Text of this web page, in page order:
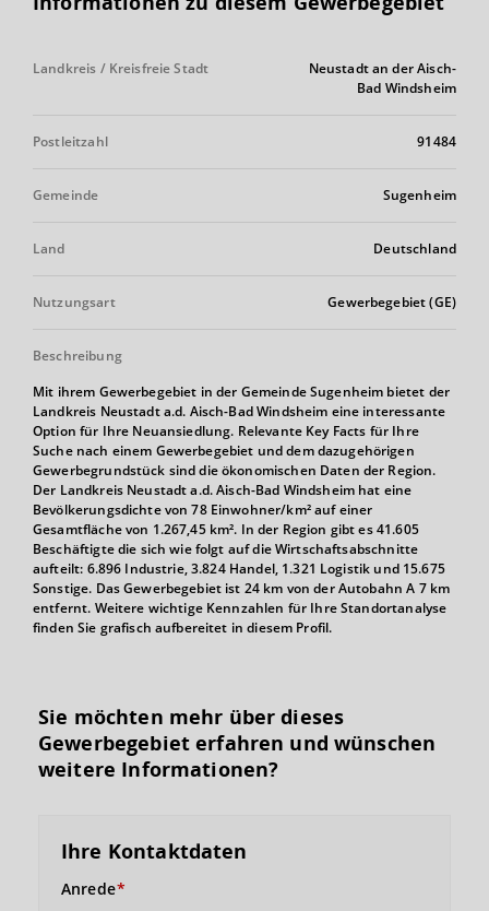
Landkreis / Kreisfreie Stadt
Neustadt an der Aisch-
Bad Windsheim
Postleitzahl 91484
Gemeinde Sugenheim
Land Deutschland
Nutzungsart Gewerbegebiet (GE)
Beschreibung
Mit ihrem Gewerbegebiet in der Gemeinde Sugenheim bietet der
Landkreis Neustadt a.d. Aisch-Bad Windsheim eine interessante
Option für Ihre Neuansiedlung. Relevante Key Facts für Ihre
Suche nach einem Gewerbegebiet und dem dazugehörigen
Gewerbegrundstück sind die ökonomischen Daten der Region.
Der Landkreis Neustadt a.d. Aisch-Bad Windsheim hat eine
Bevölkerungsdichte von 78 Einwohner/km² auf einer
Gesamtfläche von 1.267,45 km². In der Region gibt es 41.605
Beschäftigte die sich wie folgt auf die Wirtschaftsabschnitte
aufteilt: 6.896 Industrie, 3.824 Handel, 1.321 Logistik und 15.675
Sonstige. Das Gewerbegebiet ist 24 km von der Autobahn A 7 km
entfernt. Weitere wichtige Kennzahlen für Ihre Standortanalyse
finden Sie grafisch aufbereitet in diesem Profil.
Sie möchten mehr über dieses
Gewerbegebiet erfahren und wünschen
weitere Informationen?
Ihre Kontaktdaten
Anrede